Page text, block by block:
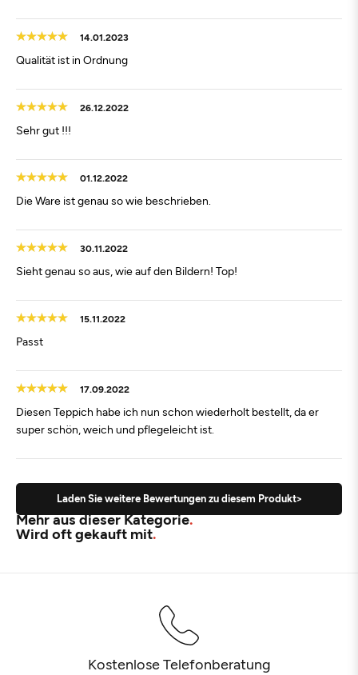
14.01.2023
Qualität ist in Ordnung
26.12.2022
Sehr gut !!!
01.12.2022
Die Ware ist genau so wie beschrieben.
30.11.2022
Sieht genau so aus, wie auf den Bildern! Top!
15.11.2022
Passt
17.09.2022
Diesen Teppich habe ich nun schon wiederholt bestellt, da er
super schön, weich und pflegeleicht ist.
Laden Sie weitere Bewertungen zu diesem Produkt>
Mehr aus dieser Kategorie
Wird oft gekauft mit
Kostenlose Telefonberatung